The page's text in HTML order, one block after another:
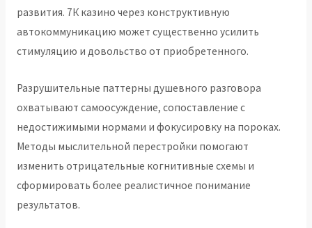
развития. 7К казино через конструктивную
автокоммуникацию может существенно усилить
стимуляцию и довольство от приобретенного.
Разрушительные паттерны душевного разговора
охватывают самоосуждение, сопоставление с
недостижимыми нормами и фокусировку на пороках.
Методы мыслительной перестройки помогают
изменить отрицательные когнитивные схемы и
сформировать более реалистичное понимание
результатов.